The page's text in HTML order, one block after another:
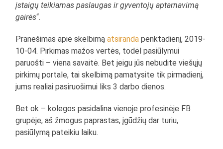
įstaigų teikiamas paslaugas ir gyventojų aptarnavimą
gairės“.
Pranešimas apie skelbimąatsiranda penktadienį, 2019-
10-04. Pirkimas mažos vertės, todėl pasiūlymui
paruošti – viena savaitė. Bet jeigu jūs nebudite viešųjų
pirkimų portale, tai skelbimą pamatysite tik pirmadienį,
jums realiai pasiruošimui liks 3 darbo dienos.
Bet ok – kolegos pasidalina vienoje profesinėje FB
grupėje, aš žmogus paprastas, įgūdžių dar turiu,
pasiūlymą pateikiu laiku.